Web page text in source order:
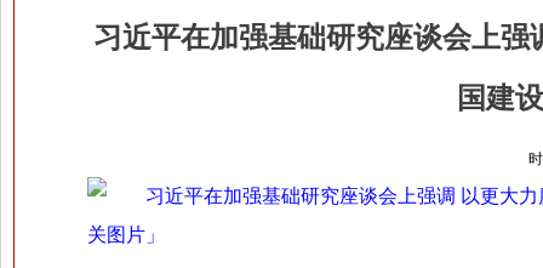
习近平在加强基础研究座谈会上
国建